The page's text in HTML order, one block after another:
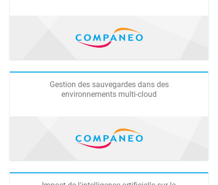
Gestion des sauvegardes dans des
environnements multi-cloud